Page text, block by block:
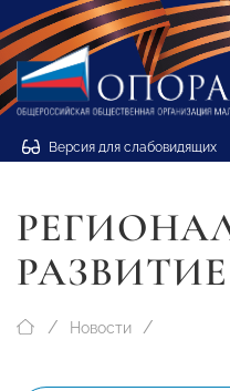
Версия для слабовидящих
РАЗВИТИЕ
Новости